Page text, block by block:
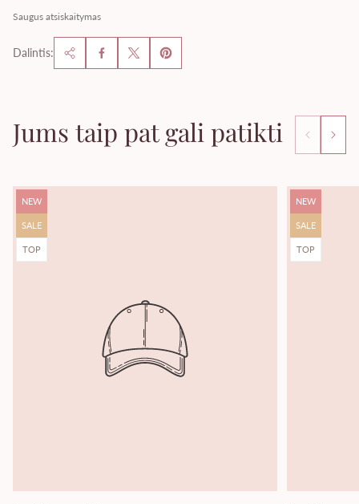
Saugus atsiskaitymas
Dalintis:
Jums taip pat gali patikti
Produkto
NEW
Produkto
SALE
Produkto
TOP
Produkto
NEW
Produkto
SALE
Produkto
TOP